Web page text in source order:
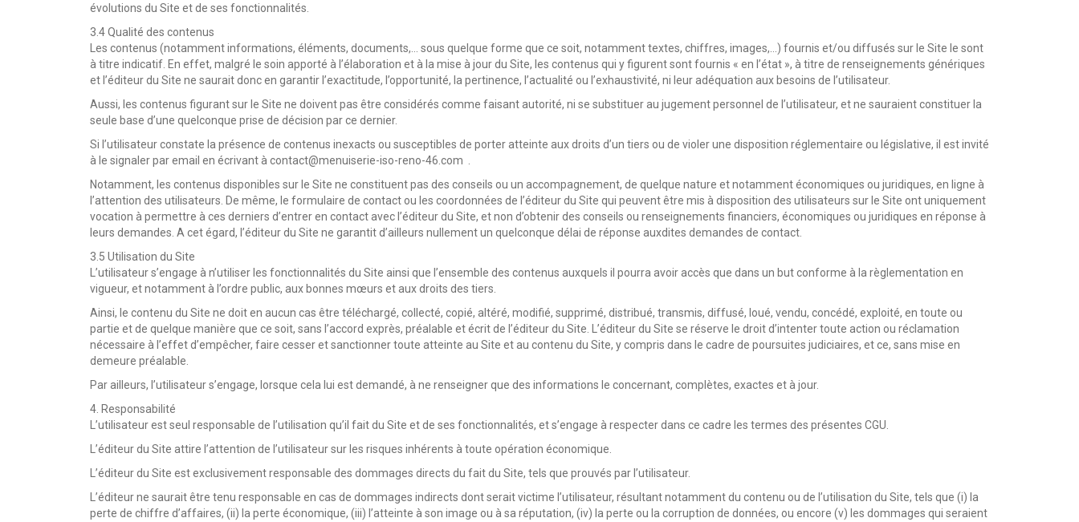
évolutions du Site et de ses fonctionnalités.
3.4 Qualité des contenus
Les contenus (notamment informations, éléments, documents,… sous quelque forme que ce soit, notamment textes, chiffres, images,…) fournis et/ou diffusés sur le Site le sont
à titre indicatif. En effet, malgré le soin apporté à l’élaboration et à la mise à jour du Site, les contenus qui y figurent sont fournis « en l’état », à titre de renseignements génériques
et l’éditeur du Site ne saurait donc en garantir l’exactitude, l’opportunité, la pertinence, l’actualité ou l’exhaustivité, ni leur adéquation aux besoins de l’utilisateur.
Aussi, les contenus figurant sur le Site ne doivent pas être considérés comme faisant autorité, ni se substituer au jugement personnel de l’utilisateur, et ne sauraient constituer la
seule base d’une quelconque prise de décision par ce dernier.
Si l’utilisateur constate la présence de contenus inexacts ou susceptibles de porter atteinte aux droits d’un tiers ou de violer une disposition réglementaire ou législative, il est invité
à le signaler par email en écrivant à contact@menuiserie-iso-reno-46.com .
Notamment, les contenus disponibles sur le Site ne constituent pas des conseils ou un accompagnement, de quelque nature et notamment économiques ou juridiques, en ligne à
l’attention des utilisateurs. De même, le formulaire de contact ou les coordonnées de l’éditeur du Site qui peuvent être mis à disposition des utilisateurs sur le Site ont uniquement
vocation à permettre à ces derniers d’entrer en contact avec l’éditeur du Site, et non d’obtenir des conseils ou renseignements financiers, économiques ou juridiques en réponse à
leurs demandes. A cet égard, l’éditeur du Site ne garantit d’ailleurs nullement un quelconque délai de réponse auxdites demandes de contact.
3.5 Utilisation du Site
L’utilisateur s’engage à n’utiliser les fonctionnalités du Site ainsi que l’ensemble des contenus auxquels il pourra avoir accès que dans un but conforme à la règlementation en
vigueur, et notamment à l’ordre public, aux bonnes mœurs et aux droits des tiers.
Ainsi, le contenu du Site ne doit en aucun cas être téléchargé, collecté, copié, altéré, modifié, supprimé, distribué, transmis, diffusé, loué, vendu, concédé, exploité, en toute ou
partie et de quelque manière que ce soit, sans l’accord exprès, préalable et écrit de l’éditeur du Site. L’éditeur du Site se réserve le droit d’intenter toute action ou réclamation
nécessaire à l’effet d’empêcher, faire cesser et sanctionner toute atteinte au Site et au contenu du Site, y compris dans le cadre de poursuites judiciaires, et ce, sans mise en
demeure préalable.
Par ailleurs, l’utilisateur s’engage, lorsque cela lui est demandé, à ne renseigner que des informations le concernant, complètes, exactes et à jour.
4. Responsabilité
L’utilisateur est seul responsable de l’utilisation qu’il fait du Site et de ses fonctionnalités, et s’engage à respecter dans ce cadre les termes des présentes CGU.
L’éditeur du Site attire l’attention de l’utilisateur sur les risques inhérents à toute opération économique.
L’éditeur du Site est exclusivement responsable des dommages directs du fait du Site, tels que prouvés par l’utilisateur.
L’éditeur ne saurait être tenu responsable en cas de dommages indirects dont serait victime l’utilisateur, résultant notamment du contenu ou de l’utilisation du Site, tels que (i) la
perte de chiffre d’affaires, (ii) la perte économique, (iii) l’atteinte à son image ou à sa réputation, (iv) la perte ou la corruption de données, ou encore (v) les dommages qui seraient